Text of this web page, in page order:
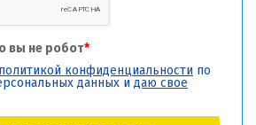
вы не робот*
политикой конфиденциальности по
данных и даю свое